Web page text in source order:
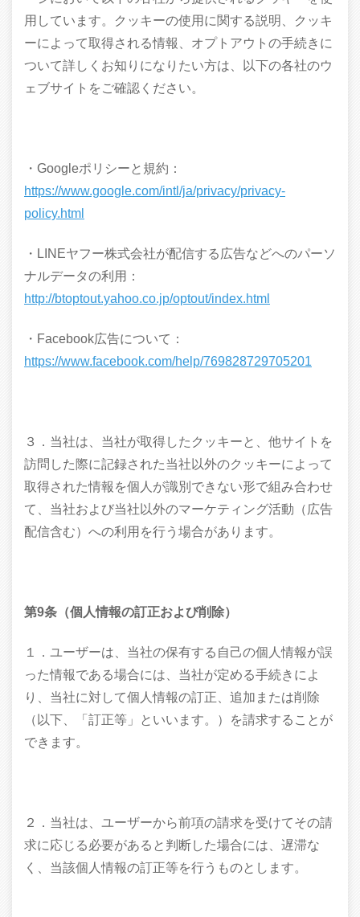
用しています。クッキーの使用に関する説明、クッキ
ーによって取得される情報、オプトアウトの手続きに
ついて詳しくお知りになりたい方は、以下の各社のウ
ェブサイトをご確認ください。
・Googleポリシーと規約：
https://www.google.com/intl/ja/privacy/privacy-
policy.html
・LINEヤフー株式会社が配信する広告などへのパーソ
ナルデータの利用：
http://btoptout.yahoo.co.jp/optout/index.html
・Facebook広告について：
https://www.facebook.com/help/769828729705201
３．当社は、当社が取得したクッキーと、他サイトを
訪問した際に記録された当社以外のクッキーによって
取得された情報を個人が識別できない形で組み合わせ
て、当社および当社以外のマーケティング活動（広告
配信含む）への利用を行う場合があります。
第9条（個人情報の訂正および削除）
１．ユーザーは、当社の保有する自己の個人情報が誤
った情報である場合には、当社が定める手続きによ
り、当社に対して個人情報の訂正、追加または削除
（以下、「訂正等」といいます。）を請求することが
できます。
２．当社は、ユーザーから前項の請求を受けてその請
求に応じる必要があると判断した場合には、遅滞な
く、当該個人情報の訂正等を行うものとします。